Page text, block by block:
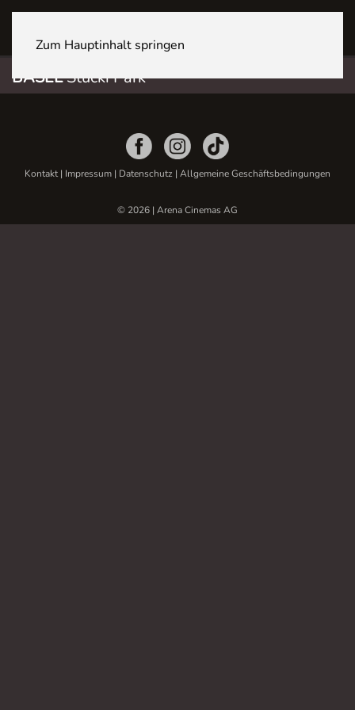
Zum Hauptinhalt springen
BASELStücki Park
Kontakt| Impressum | Datenschutz | Allgemeine Geschäftsbedingungen
© 2026 | Arena Cinemas AG